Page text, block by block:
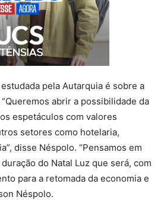
pela Autarquia é sobre a
abrir a possibilidade da
espetáculos com valores
setores como hotelaria,
disse Néspolo. “Pensamos em
do Natal Luz que será, com
para a retomada da economia e
Néspolo.